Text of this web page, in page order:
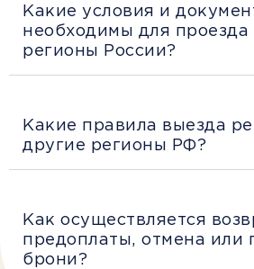
Какие условия и
необходимы для проезда
регионы России?
Какие правила выезда
другие регионы РФ?
Как осуществляется
предоплаты, отмена или
брони?